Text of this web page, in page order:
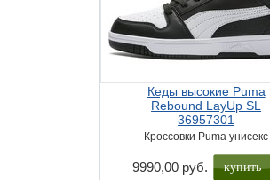
Кеды высокие Puma
Rebound LayUp SL
36957301
Кроссовки Puma унисекс
9990,00 руб. купить